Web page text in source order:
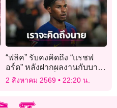
“ฟลิค” รับคงคิดถึง “แรชฟ
อร์ด” หลังฝากผลงานกับบาร์
ซาอย่างยอดเยี่ยม
2 สิงหาคม 2569 22:20 น.